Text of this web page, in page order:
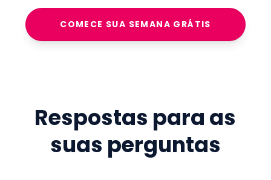
COMECE SUA SEMANA GRÁTIS
Respostas para as
suas perguntas